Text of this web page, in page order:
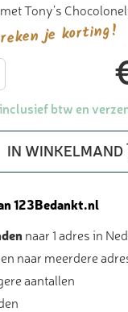
Tony’s
je korting!
btw en
IN WINKELMAND
123Bedankt.nl
naar 1 adres in
naar meerdere
aantallen